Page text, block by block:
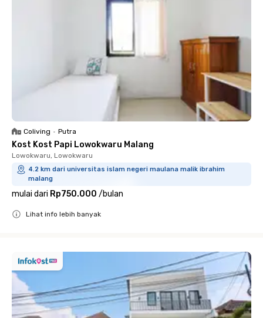
Coliving • Putra
Kost Kost Papi Lowokwaru Malang
Lowokwaru, Lowokwaru
4.2 km dari universitas islam negeri maulana malik ibrahim
malang
mulai dari Rp750.000 /bulan
Lihat info lebih banyak